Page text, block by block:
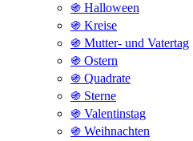
֍ Halloween
֍ Kreise
֍ Mutter- und Vatertag
֍ Ostern
֍ Quadrate
֍ Sterne
֍ Valentinstag
֍ Weihnachten